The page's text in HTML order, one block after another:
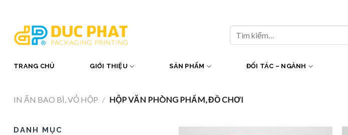
content
kiếm:
TRANG CHỦ GIỚI THIỆU SẢN PHẨM ĐỐI TÁC – NGÀNH
IN ẤN BAO BÌ, VỎ HỘP / HỘP VĂN PHÒNG PHẨM, ĐỒ CHƠI
DANH MỤC